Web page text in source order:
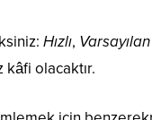
Hızlı, Varsayılan
kâfi olacaktır.